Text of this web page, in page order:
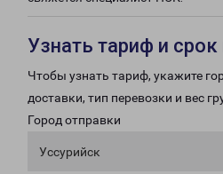
Узнать тариф и
Чтобы узнать тариф, укажите
доставки, тип перевозки и вес
Город отправки
Уссурийск